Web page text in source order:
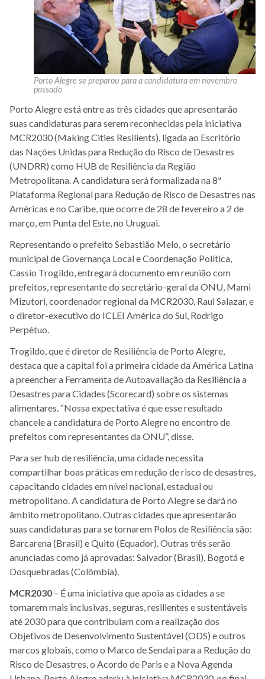
Porto Alegre se preparou para a candidatura em novembro
passado
Porto Alegre está entre as três cidades que apresentarão
suas candidaturas para serem reconhecidas pela iniciativa
MCR2030 (Making Cities Resilients), ligada ao Escritório
das Nações Unidas para Redução do Risco de Desastres
(UNDRR) como HUB de Resiliência da Região
Metropolitana. A candidatura será formalizada na8ª
Plataforma Regional para Redução de Risco de Desastres nas
Américas e no Caribe, que ocorre de 28 de fevereiro a 2 de
março, em Punta del Este, no Uruguai.
Representando o prefeito Sebastião Melo, o secretário
municipal de Governança Local e Coordenação Política,
Cassio Trogildo, entregará documento em reunião com
prefeitos, representante do secretário-geral da ONU, Mami
Mizutori, coordenador regional da MCR2030, Raul Salazar, e
o diretor-executivo do ICLEI América do Sul, Rodrigo
Perpétuo.
Trogildo, que é diretor de Resiliência de Porto Alegre,
destaca que a capital foi a primeira cidade da América Latina
a preencher a Ferramenta de Autoavaliação da Resiliência a
Desastres para Cidades (Scorecard) sobre os sistemas
alimentares. “Nossa expectativa é que esse resultado
chancele a candidatura de Porto Alegre no encontro de
prefeitos comrepresentantes da ONU”, disse.
Para ser hub de resiliência, uma cidade necessita
compartilhar boas práticas em redução de risco de desastres,
capacitando cidades em nível nacional, estadual ou
metropolitano. A candidatura de Porto Alegre se dará no
âmbito metropolitano. Outras cidades que apresentarão
suas candidaturas para se tornarem Polos de Resiliência são:
Barcarena (Brasil) e Quito (Equador). Outras três serão
anunciadas como já aprovadas: Salvador (Brasil), Bogotá e
Dosquebradas (Colômbia).
MCR2030 – É uma iniciativa que apoia as cidades a se
tornarem mais inclusivas, seguras, resilientes e sustentáveis
até 2030 para que contribuiam com a realização dos
Objetivos de Desenvolvimento Sustentável (ODS) e outros
marcos globais, como o Marco de Sendai para a Redução do
Risco de Desastres, o Acordo de Paris e a Nova Agenda